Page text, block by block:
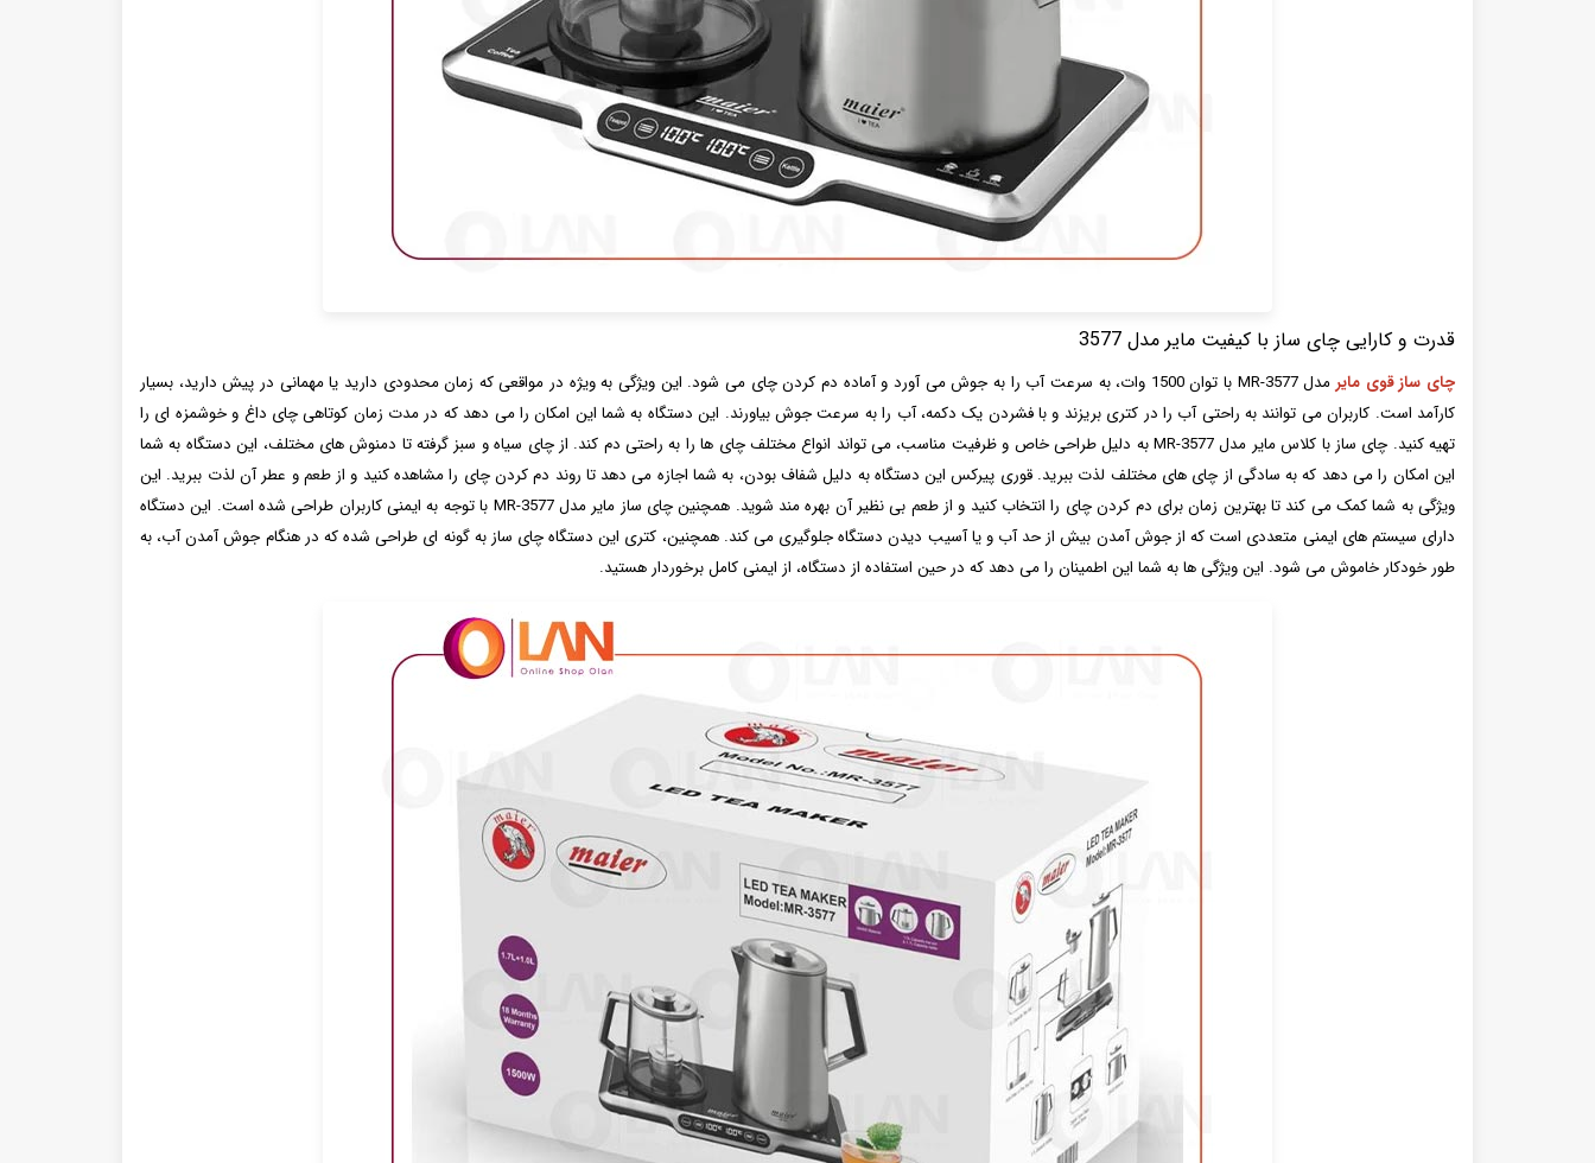
قدرت و کارایی چای ساز با کیفیت مایر مدل 3577
چای ساز قوی مایر
مدل MR-3577 با توان 1500 وات، به سرعت آب را به جوش می آورد و آماده دم کردن چای می شود. این ویژگی به ویژه در مواقعی که زمان محدودی دارید یا مهمانی در پیش دارید، بسیار
کارآمد است. کاربران می توانند به راحتی آب را در کتری بریزند و با فشردن یک دکمه، آب را به سرعت جوش بیاورند. این دستگاه به شما این امکان را می دهد که در مدت زمان کوتاهی چای داغ و خوشمزه ای را
تهیه کنید. چای ساز با کلاس مایر مدل MR-3577 به دلیل طراحی خاص و ظرفیت مناسب، می تواند انواع مختلف چای ها را به راحتی دم کند. از چای سیاه و سبز گرفته تا دمنوش های مختلف، این دستگاه به شما
این امکان را می دهد که به سادگی از چای های مختلف لذت ببرید. قوری پیرکس این دستگاه به دلیل شفاف بودن، به شما اجازه می دهد تا روند دم کردن چای را مشاهده کنید و از طعم و عطر آن لذت ببرید. این
ویژگی به شما کمک می کند تا بهترین زمان برای دم کردن چای را انتخاب کنید و از طعم بی نظیر آن بهره مند شوید. همچنین چای ساز مایر مدل MR-3577 با توجه به ایمنی کاربران طراحی شده است. این دستگاه
دارای سیستم های ایمنی متعددی است که از جوش آمدن بیش از حد آب و یا آسیب دیدن دستگاه جلوگیری می کند. همچنین، کتری این دستگاه چای ساز به گونه ای طراحی شده که در هنگام جوش آمدن آب، به
طور خودکار خاموش می شود. این ویژگی ها به شما این اطمینان را می دهد که در حین استفاده از دستگاه، از ایمنی کامل برخوردار هستید.